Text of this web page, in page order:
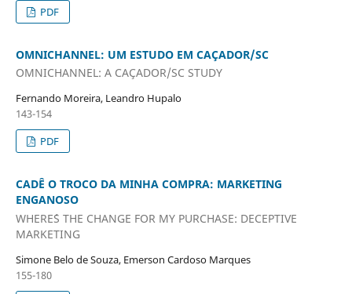
PDF
OMNICHANNEL: UM ESTUDO EM CAÇADOR/SC
OMNICHANNEL: A CAÇADOR/SC STUDY
Fernando Moreira, Leandro Hupalo
143-154
PDF
CADÊ O TROCO DA MINHA COMPRA: MARKETING
ENGANOSO
WHERE´S THE CHANGE FOR MY PURCHASE: DECEPTIVE
MARKETING
Simone Belo de Souza, Emerson Cardoso Marques
155-180